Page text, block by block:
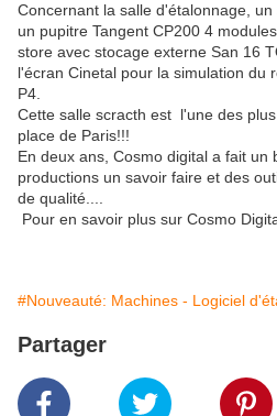
Concernant la salle d'étalonnage, un
un pupitre Tangent CP200 4
store avec stocage externe San 16
l'écran Cinetal pour la simulation du
P4.
Cette salle scracth est l'une des
place de Paris!!!
En deux ans, Cosmo digital a fait
productions un savoir faire et des
de qualité....
Pour en savoir plus sur Cosmo
#Nouveauté: Machines - Logiciel
Partager